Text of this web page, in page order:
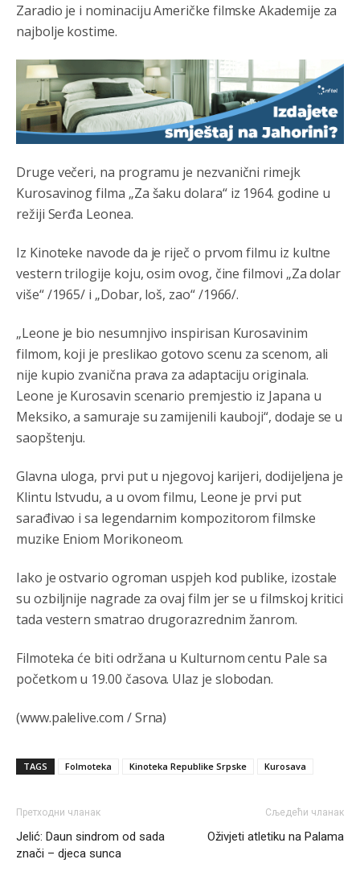
Zaradio je i nominaciju Američke filmske Akademije za
najbolje kostime.
Druge večeri, na programu je nezvanični rimejk
Kurosavinog filma „Za šaku dolara“ iz 1964. godine u
režiji Serđa Leonea.
Iz Kinoteke navode da je riječ o prvom filmu iz kultne
vestern trilogije koju, osim ovog, čine filmovi „Za dolar
više“ /1965/ i „Dobar, loš, zao“ /1966/.
„Leone je bio nesumnjivo inspirisan Kurosavinim
filmom, koji je preslikao gotovo scenu za scenom, ali
nije kupio zvanična prava za adaptaciju originala.
Leone je Kurosavin scenario premjestio iz Japana u
Meksiko, a samuraje su zamijenili kauboji“, dodaje se u
saopštenju.
Glavna uloga, prvi put u njegovoj karijeri, dodijeljena je
Klintu Istvudu, a u ovom filmu, Leone je prvi put
sarađivao i sa legendarnim kompozitorom filmske
muzike Eniom Morikoneom.
Iako je ostvario ogroman uspjeh kod publike, izostale
su ozbiljnije nagrade za ovaj film jer se u filmskoj kritici
tada vestern smatrao drugorazrednim žanrom.
Filmoteka će biti održana u Kulturnom centu Pale sa
početkom u 19.00 časova. Ulaz je slobodan.
(www.palelive.com / Srna)
TAGS Folmoteka Kinoteka Republike Srpske Kurosava
Претходни чланак
Jelić: Daun sindrom od sada
znači – djeca sunca
Сљедећи чланак
Oživjeti atletiku na Palama
Анонимно2806773 јуче 6:59
Затвара се и база Бондстил, у којој је лета 1999.
Анонимно2806773 јуче 7:01
Косово више није у моди, Амери се селе у Иран.
Војска Србије се враћа на Косово и Метохију.
Анонимно2806721 јуче
Анонимно2807323 јуче 9:51
Vise je Republika SRPSKA drzava nego Kosovo. Sa
niko sa 23 posto federacije to ne moze u Republici
Srpskoj. Zato zivjela REPUBLIKA SRPSKA
Анонимно2807441 јуче 10:21
муслимански екстремиста,шта он има са тзв Косовом?
Анонимно2807447
породицама?
накотило се
Анонимно2807447
Техеран и нинџе по Палама
11:21
Kosovo je država a manji BH entitet pokrajina.Što se tiče
smeškate .Da ne bi možda da vam šalju poštom a da ne
БиХ није гласала да је тзв.Косово држава. Лупаш ко к у
р а ц по самару луди турко.
Dobro zboris 791,ovaj721 dok nije bilo interneta,samo
mu je porodica znala da je glup!